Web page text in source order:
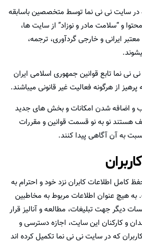
سایت نی نی نما توسط متخصصین باسابقه
و “سلامت مادر و نوزاد” از سایت ها،
ایرانی و خارجی گردآوری، ترجمه،
نما تابع قوانین جمهوری اسلامی ایران
از هرگونه فعالیت غیر قانونی میباشند.
و اضافه شدن امکانات و بخش های جدید
هستند نو به نو قسمت قوانین و مقررات
به آن آگاهی پیدا کنند.
کامل اطلاعات کابران نزد خود و احترام به
هیچ عنوان اطلاعات مربوط به مخاطبین
دیگر جهت تبلیغات، مطالعه و آنالیز قرار
و کارکنان این سایت، اجازه دسترسی و
که در سایت نی نی نما تکمیل کرده اند